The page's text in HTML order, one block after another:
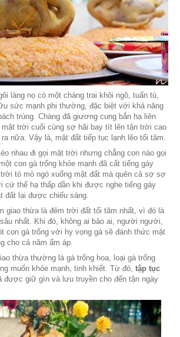
khô cằn, nứt nẻ, thời tiết nóng như
than khóc.
ngôi làng nọ có một chàng trai khôi
hữu sức mạnh phi thường, đặc biệt
bách trúng. Chàng đã giương cung
mặt trời cuối cùng sợ hãi bay tít lên
đầu ra nữa. Vậy là, mặt đất tiếp tục
kéo nhau đi gọi mặt trời nhưng chẳng
có một con gà trống khỏe mạnh đã cất